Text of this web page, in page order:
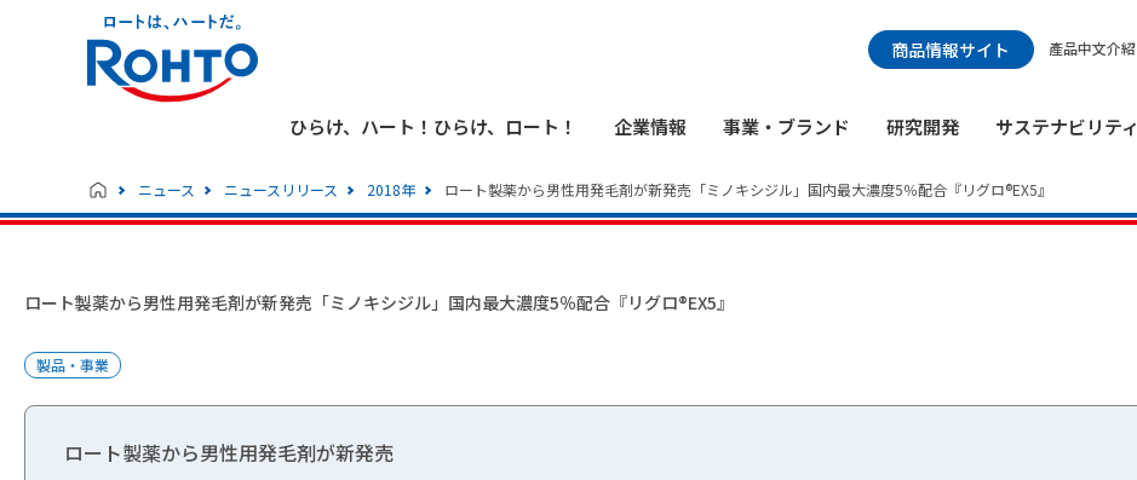
商品情報サイト 產品中文介紹
検索メニュー
ひらけ、ハート！ひらけ、ロート！ 企業情報 事業・ブランド 研究開発 サステナビリティ
ニュース ニュースリリース 2018年 ロート製薬から男性用発毛剤が新発売「ミノキシジル」国内最大濃度5％配合『リグロ®EX5』
ロート製薬から男性用発毛剤が新発売「ミノキシジル」国内最大濃度5％配合『リグロ®EX5』
製品・事業
ロート製薬から男性用発毛剤が新発売